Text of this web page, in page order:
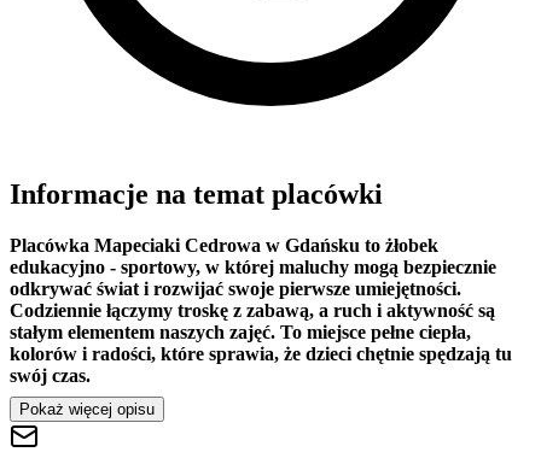
Informacje na temat placówki
Placówka Mapeciaki Cedrowa w Gdańsku to żłobek
edukacyjno - sportowy, w której maluchy mogą bezpiecznie
odkrywać świat i rozwijać swoje pierwsze umiejętności.
Codziennie łączymy troskę z zabawą, a ruch i aktywność są
stałym elementem naszych zajęć. To miejsce pełne ciepła,
kolorów i radości, które sprawia, że dzieci chętnie spędzają tu
swój czas.
Pokaż więcej opisu